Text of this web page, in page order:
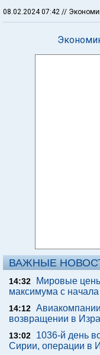
08.02.2024 07:42 //
ВАЖНЫЕ
14:32
Мировые
максимума с начала
14:12
возвращении в
13:02
1036-й день
Сирии, операции в